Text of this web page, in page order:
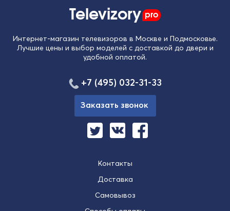
Televizory pro
Интернет-магазин телевизоров в Москве и Подмосковье.
Лучшие цены и выбор моделей с доставкой до двери и
удобной оплатой.
Контакты
Доставка
Самовывоз
+7 (495) 032-31-33
Заказать звонок